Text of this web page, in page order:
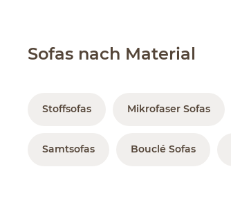
Sofas nach Material
Stoffsofas Mikrofaser Sofas
Samtsofas Bouclé Sofas